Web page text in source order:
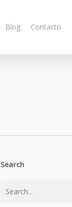
Blog Contacto
Search